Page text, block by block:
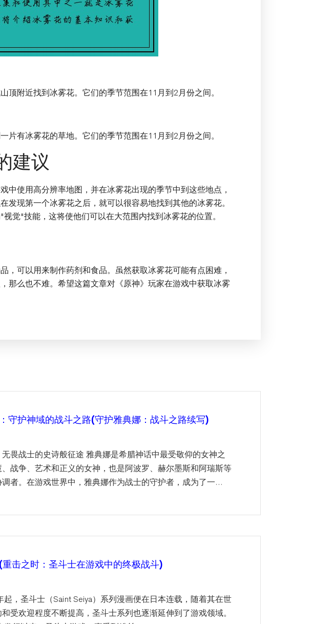
顶附近找到冰雾花。它们的季节范围在11月到2月份之间。
片有冰雾花的草地。它们的季节范围在11月到2月份之间。
建议
中使用高分辨率地图，并在冰雾花出现的季节中到这些地点，
发现第一个冰雾花之后，就可以很容易地找到其他的冰雾花。
觉"技能，这将使他们可以在大范围内找到冰雾花的位置。
，可以用来制作药剂和食品。虽然获取冰雾花可能有点困难，
那么也不难。希望这篇文章对《原神》玩家在游戏中获取冰雾
守护神域的战斗之路(守护雅典娜：战斗之路续写)
畏战士的史诗般征途 雅典娜是希腊神话中最受敬仰的女神之
战争、艺术和正义的女神，也是阿波罗、赫尔墨斯和阿瑞斯等
者。在游戏世界中，雅典娜作为战士的守护者，成为了一...
击之时：圣斗士在游戏中的终极战斗)
起，圣斗士（Saint Seiya）系列漫画便在日本连载，随着其在世
受欢迎程度不断提高，圣斗士系列也逐渐延伸到了游戏领域。